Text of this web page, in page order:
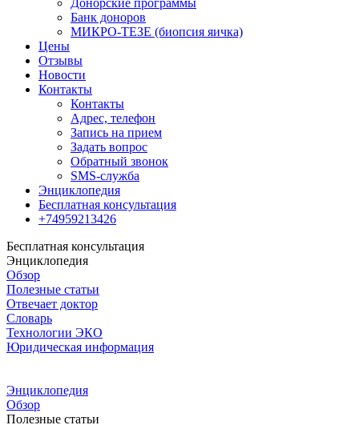
Банк доноров
МИКРО-ТЕЗЕ (биопсия яичка)
Цены
Отзывы
Новости
Контакты
Контакты
Адрес, телефон
Запись на прием
Задать вопрос
Обратный звонок
SMS-служба
Энциклопедия
Бесплатная консультация
+74959213426
Бесплатная консультация
Энциклопедия
Обзор
Полезные статьи
Отвечает доктор
Словарь
Технологии ЭКО
Юридическая информация
Энциклопедия
Обзор
Полезные статьи